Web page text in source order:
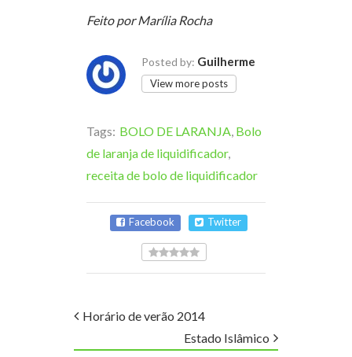
Feito por Marília Rocha
Posted by: Guilherme
View more posts
Tags: BOLO DE LARANJA Bolo
de laranja de liquidificador,
receita de bolo de liquidificador
Facebook Twitter
Horário de verão 2014
Estado Islâmico